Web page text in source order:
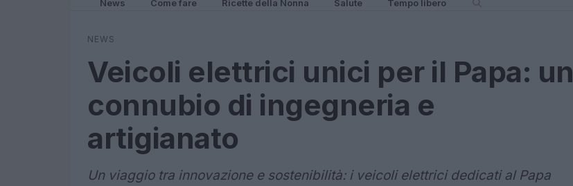
News Come fare Ricette della Nonna Salute Tempo libero
NEWS
Veicoli elettrici unici per il Papa: un
connubio di ingegneria e
artigianato
Un viaggio tra innovazione e sostenibilità: i veicoli elettrici dedicati al Papa